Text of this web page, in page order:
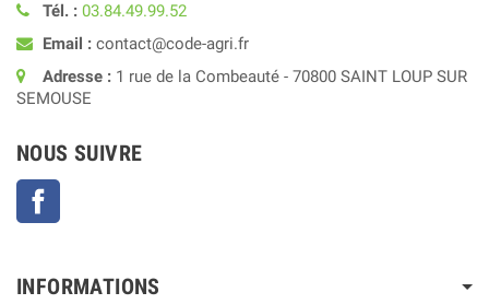
Tél. : 03.84.49.99.52
Email : contact@code-agri.fr
Adresse : 1 rue de la Combeauté - 70800 SAINT LOUP SUR
SEMOUSE
NOUS SUIVRE
INFORMATIONS